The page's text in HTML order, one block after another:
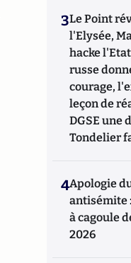
3Le Point
l'Elysée,
hacke
russe
courage,
leçon de
DGSE une
Tondelier
4Apologie
antisémite
à cagoule
2026